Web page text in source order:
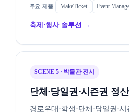
MakeTicket Event
축제·행사 솔루션 →
SCENE 5 · 박물관·전시
단체·당일권·시즌권 정산
경로우대·학생·단체·당일권·